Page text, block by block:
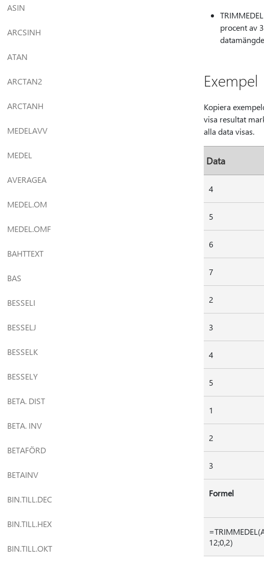
ASIN
ARCSINH
ATAN
ARCTAN2
ARCTANH
MEDELAVV
MEDEL
AVERAGEA
MEDEL.OM
MEDEL.OMF
BAHTTEXT
BAS
BESSELI
BESSELJ
BESSELK
BESSELY
BETA. DIST
BETA. INV
BETAFÖRD
BETAINV
BIN.TILL.DEC
BIN.TILL.HEX
BIN.TILL.OKT
procent av
Exempel
Kopiera
visa resultat
alla data visas.
Data
4
5
6
7
2
3
4
5
1
2
3
Formel
12;0,2)